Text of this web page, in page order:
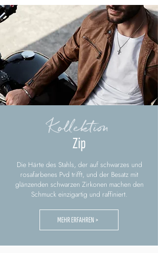
Kollektion
Zip
Die Härte des Stahls, der auf schwarzes und
rosafarbenes Pvd trifft, und der Besatz mit
glänzenden schwarzen Zirkonen machen den
Schmuck einzigartig und raffiniert.
MEHR ERFAHREN >